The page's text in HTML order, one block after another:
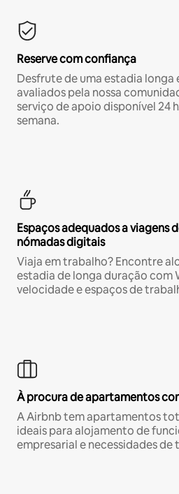
Reserve com confiança
Desfrute de uma estadia longa
avaliados pela nossa
serviço de apoio disponível 24
semana.
Espaços adequados a viagens
nómadas digitais
Viaja em trabalho? Encontre
estadia de longa duração com
velocidade e espaços de
À procura de apartamentos
A Airbnb tem apartamentos
ideais para alojamento de
empresarial e necessidades de